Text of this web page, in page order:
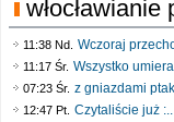
włocławianie
11:38 Nd. Wczoraj
11:17 Śr. Wszystko umiera
07:23 Śr. z gniazdami
12:47 Pt. Czytaliście już :..